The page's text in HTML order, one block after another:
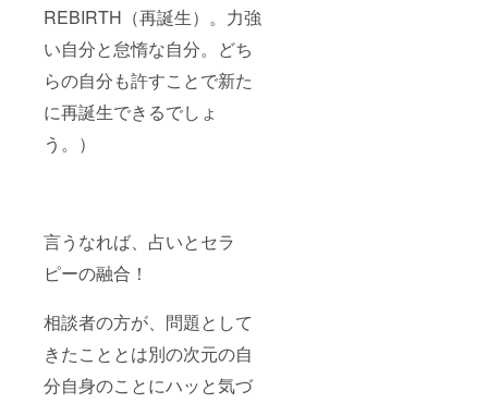
REBIRTH（再誕生）。力強
い自分と怠惰な自分。どち
らの自分も許すことで新た
に再誕生できるでしょ
う。）
言うなれば、占いとセラ
ピーの融合！
相談者の方が、問題として
きたこととは別の次元の自
分自身のことにハッと気づ